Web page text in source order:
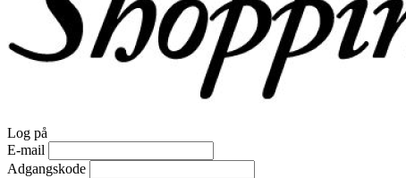
Log på
E-mail
Adgangskode